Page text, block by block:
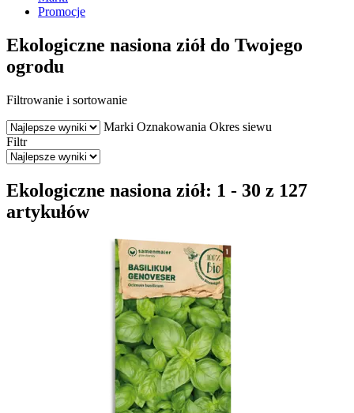
Promocje
Ekologiczne nasiona ziół do Twojego
ogrodu
Filtrowanie i sortowanie
Marki Oznakowania Okres siewu
Filtr
Ekologiczne nasiona ziół: 1 - 30 z 127
artykułów